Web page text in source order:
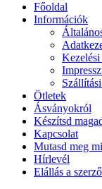
Főoldal
Információk
Ötletek
Ásványokról
Készítsd
Kapcsolat
Mutasd meg
Hírlevél
Elállás a